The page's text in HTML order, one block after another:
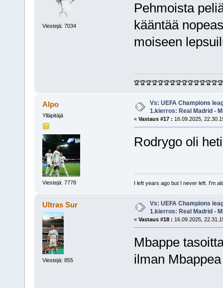
Viestejä: 7034
Pehmoista
kääntää
moiseen
🏆🏆🏆🏆🏆🏆🏆🏆🏆🏆🏆🏆🏆🏆🏆
Alpo
Ylläpitäjä
Viestejä: 7778
Vs: UEFA Champions
1.kierros: Real Madrid -
« Vastaus #17 : 16.09.2025,
Rodrygo oli
I left years ago but I never left. I'm
Ultras Sur
Viestejä: 855
Vs: UEFA Champions
1.kierros: Real Madrid -
« Vastaus #18 : 16.09.2025,
Mbappe
ilman Mbappea